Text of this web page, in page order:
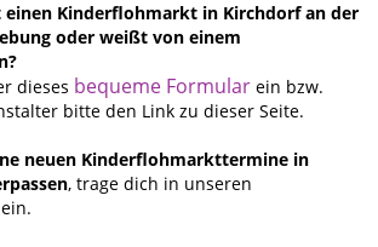
einen Kinderflohmarkt in Kirchdorf an der
oder weißt von einem
dieses bequeme Formular ein bzw.
bitte den Link zu dieser Seite.
neuen Kinderflohmarkttermine in
, trage dich in unseren
ein.